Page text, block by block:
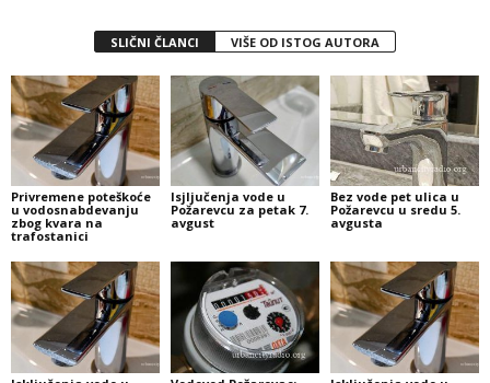
SLIČNI ČLANCI VIŠE OD ISTOG AUTORA
Privremene poteškoće
u vodosnabdevanju
zbog kvara na
trafostanici
Isjljučenja vode u
Požarevcu za petak 7.
avgust
Bez vode pet ulica u
Požarevcu u sredu 5.
avgusta